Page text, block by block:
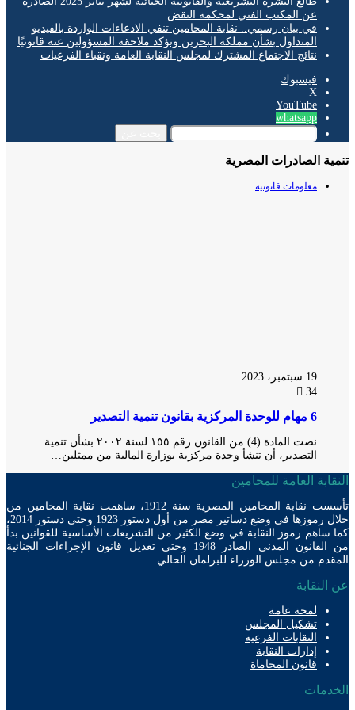
عن المكتب الفني لمحكمة النقض
في بيان رسمي.. نقابة المحامين تنفي الادعاءات الواردة بالفيديو
المتداول بشأن مملكة البحرين وتؤكد ملاحقة المسؤولين عنه قانونيًا
نتائج الاجتماع المشترك لمجلس النقابة العامة ونقباء الفرعيات
فيسبوك
‫YouTube
whatsapp
الصادرات المصرية
معلومات قانونية
نصت المادة (4) من القانون رقم ١٥٥ لسنة ٢٠٠٢ بشأن تنمية
التصدير، أن تنشأ وحدة مركزية بوزارة المالية من ممثلين…
العامة للمحامين
تأسست نقابة المحامين المصرية سنة 1912، ساهمت نقابة المحامين من
خلال رموزها في وضع دساتير مصر من أول دستور 1923 وحتى دستور 2014،
رموز النقابة في وضع الكثير من التشريعات الأساسية للقوانين بدأ
من القانون المدني الصادر 1948 وحتى تعديل قانون الإجراءات الجنائية
من مجلس الوزراء للبرلمان الحالي
لمحة عامة
تشكيل المجلس
النقابات الفرعية
إدارات النقابة
قانون المحاماة